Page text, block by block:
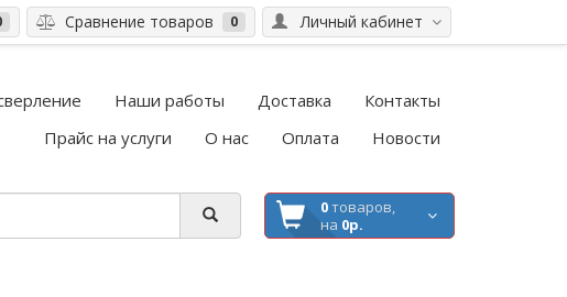
Личный кабинет
Сравнение товаров 0
Наши работы Доставка
Контакты
Прайс на услуги
О нас Оплата Новости
0товаров,
на 0р.